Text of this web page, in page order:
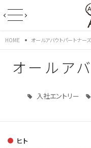
HOME オールアバウトパートナーズ
オールア
入社エントリー
ヒト